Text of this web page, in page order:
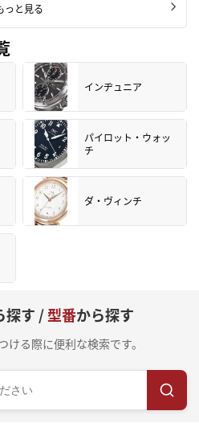
っと見る
インヂュニア
パイロット・ウォッ
チ
ダ・ヴィンチ
探す /型番から探す
ける際に便利な検索です。